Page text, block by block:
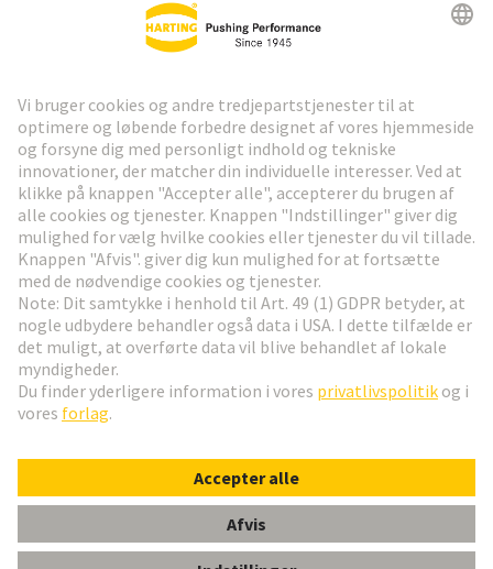
HARTING Newsletter
Gå til registrering
Social Media
Danmark
© HARTING Technology Group
AftrykPrivatlivspolitik
Brugsvilkår